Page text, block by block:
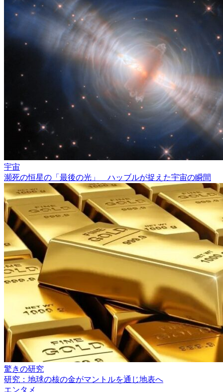
宇宙
瀕死の恒星の「最後の光」 ハッブルが捉えた宇宙の瞬間
驚きの研究
研究：地球の核の金がマントルを通じ地表へ
エンタメ